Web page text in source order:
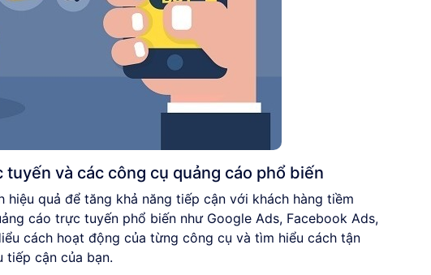
và các công cụ quảng cáo phổ biến
quả để tăng khả năng tiếp cận với khách hàng tiềm
cáo trực tuyến phổ biến như Google Ads, Facebook Ads,
cách hoạt động của từng công cụ và tìm hiểu cách tận
tiếp cận của bạn.